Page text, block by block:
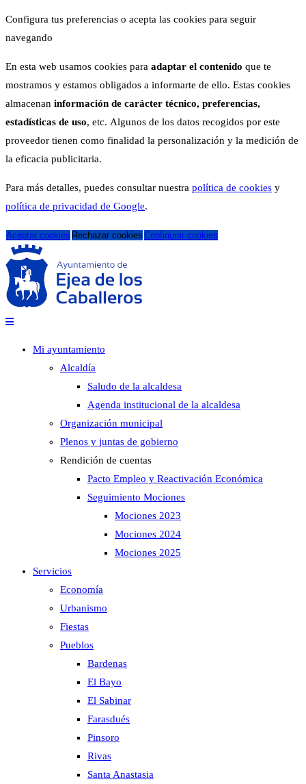
Configura tus preferencias o acepta las cookies para seguir
navegando
En esta web usamos cookies para adaptar el contenido que te
mostramos y estamos obligados a informarte de ello. Estas cookies
almacenan información de carácter técnico, preferencias,
estadísticas de uso, etc. Algunos de los datos recogidos por este
proveedor tienen como finalidad la personalización y la medición de
la eficacia publicitaria.
Para más detalles, puedes consultar nuestra política de cookies y
política de privacidad de Google.
Aceptar cookies Rechazar cookies Configurar cookies
Mi ayuntamiento
Alcaldía
Saludo de la alcaldesa
Agenda institucional de la alcaldesa
Organización municipal
Plenos y juntas de gobierno
Rendición de cuentas
Pacto Empleo y Reactivación Económica
Seguimiento Mociones
Mociones 2023
Mociones 2024
Mociones 2025
Servicios
Economía
Urbanismo
Fiestas
Pueblos
Bardenas
El Bayo
El Sabinar
Farasdués
Pinsoro
Rivas
Santa Anastasia